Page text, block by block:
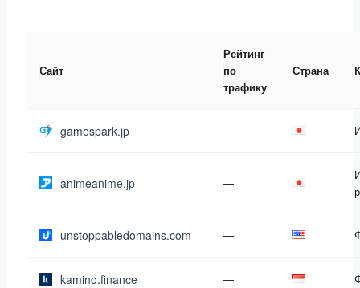
Сайт
Рейтинг
по
трафику
Страна
gamespark.jp —
animeanime.jp —
unstoppabledomains.com —
kamino.finance —